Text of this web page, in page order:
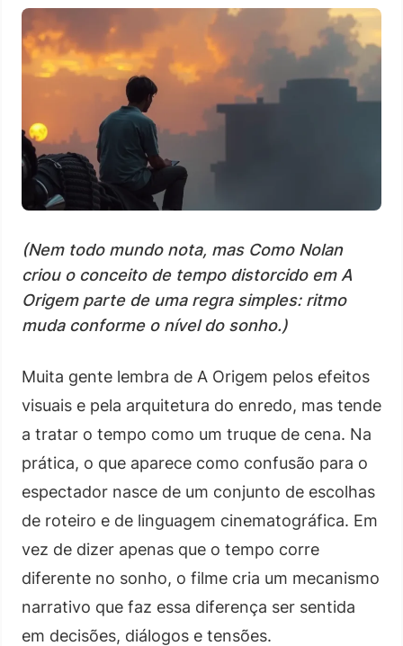
(Nem todo mundo nota, mas Como Nolan
criou o conceito de tempo distorcido em A
Origem parte de uma regra simples: ritmo
muda conforme o nível do sonho.)
Muita gente lembra de A Origem pelos efeitos
visuais e pela arquitetura do enredo, mas tende
a tratar o tempo como um truque de cena. Na
prática, o que aparece como confusão para o
espectador nasce de um conjunto de escolhas
de roteiro e de linguagem cinematográfica. Em
vez de dizer apenas que o tempo corre
diferente no sonho, o filme cria um mecanismo
narrativo que faz essa diferença ser sentida
em decisões, diálogos e tensões.